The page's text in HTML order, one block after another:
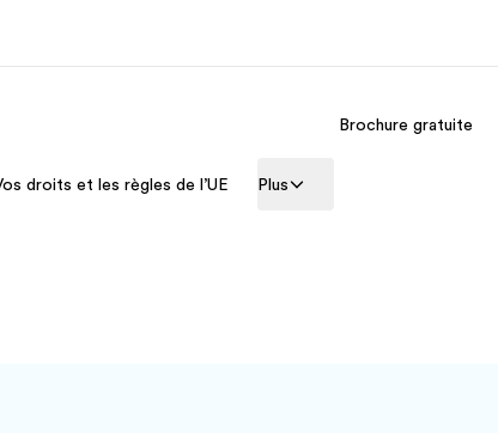
A propos de nous
Brochure gratuite
droits et les règles de l’UE Plus